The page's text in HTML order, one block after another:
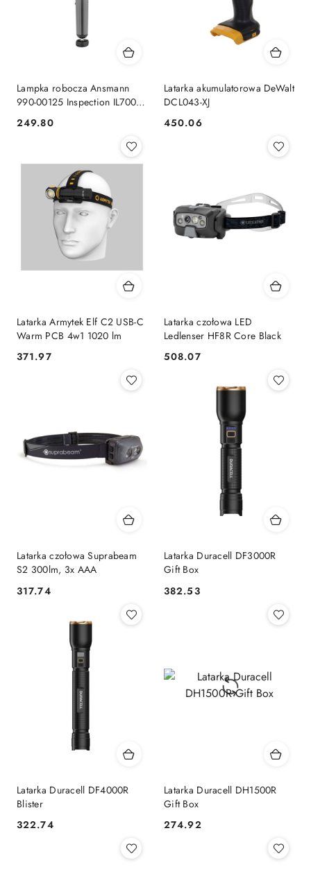
Lampka robocza Ansmann
990-00125 Inspection IL700R
(monochromatyczne)
akumulatorowe 7 W 700 lm
Cena:
249.80
Latarka akumulatorowa DeWalt
DCL043-XJ
Cena:
450.06
Latarka Armytek Elf C2 USB-C
Warm PCB 4w1 1020 lm
Cena:
371.97
Latarka czołowa LED
Ledlenser HF8R Core Black
Cena:
508.07
Latarka czołowa Suprabeam
S2 300lm, 3x AAA
Cena:
317.74
Latarka Duracell DF3000R
Gift Box
Cena:
382.53
Latarka Duracell DF4000R
Blister
Cena:
322.74
Latarka Duracell DH1500R
Gift Box
Cena:
274.92